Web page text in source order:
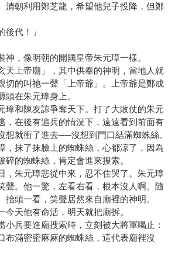
清朝利用鄭芝龍，希望他兒子投降，但鄭
後代！」
神，像明朝的開國皇帝朱元璋一樣。
天上帝廟」，其中供奉的神明，當地人就
切的叫祂一聲「上帝爺」。上帝爺是鄭成
在朱元璋身上。
璋和陳友諒爭奪天下。打了大敗仗的朱元
，在後有追兵的情況下，遠遠看到前面有
想就衝了進去──沒想到門口結滿蜘蛛絲。
，抹了抹臉上的蜘蛛絲，心都涼了，因為
碎的蜘蛛絲，肯定會進來搜索。
，朱元璋悲從中來，忍不住哭了。朱元璋
聲。他一驚，左看右看，根本沒人啊。隨
抬頭一看，笑聲居然來自廟裡的神明。
今天他有命活，明天就把廟拆。
小兵要進廟搜索時，立刻被大將軍喝止：
布滿密密麻麻的蜘蛛絲，這代表廟裡沒